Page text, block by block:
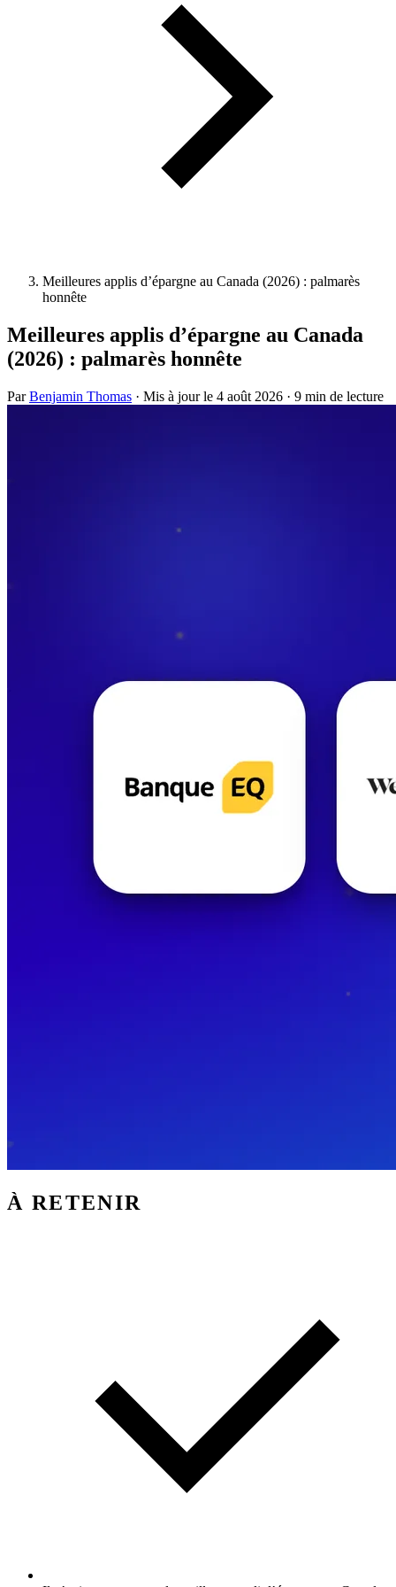
Meilleures applis d’épargne au Canada (2026) : palmarès
honnête
Meilleures applis d’épargne au Canada
(2026) : palmarès honnête
ParBenjamin Thomas · Mis à jour le 4 août 2026 · 9 min de lecture
À RETENIR